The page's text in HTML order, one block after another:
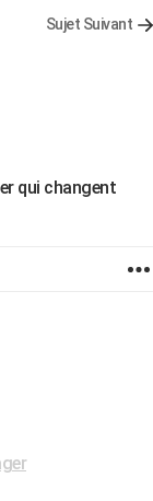
Sujet Suivant
qui changent